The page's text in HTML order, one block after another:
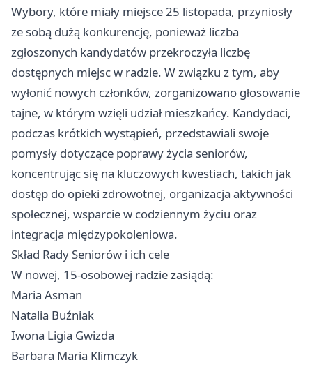
Wybory, które miały miejsce 25 listopada, przyniosły
ze sobą dużą konkurencję, ponieważ liczba
zgłoszonych kandydatów przekroczyła liczbę
dostępnych miejsc w radzie. W związku z tym, aby
wyłonić nowych członków, zorganizowano głosowanie
tajne, w którym wzięli udział mieszkańcy. Kandydaci,
podczas krótkich wystąpień, przedstawiali swoje
pomysły dotyczące poprawy życia seniorów,
koncentrując się na kluczowych kwestiach, takich jak
dostęp do opieki zdrowotnej, organizacja aktywności
społecznej, wsparcie w codziennym życiu oraz
integracja międzypokoleniowa.
Skład Rady Seniorów i ich cele
W nowej, 15-osobowej radzie zasiądą:
Maria Asman
Natalia Buźniak
Iwona Ligia Gwizda
Barbara Maria Klimczyk